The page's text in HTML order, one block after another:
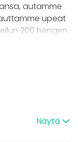
autamme
upeat
200 hengen
majoituksen,
ja
voimme
Näytä